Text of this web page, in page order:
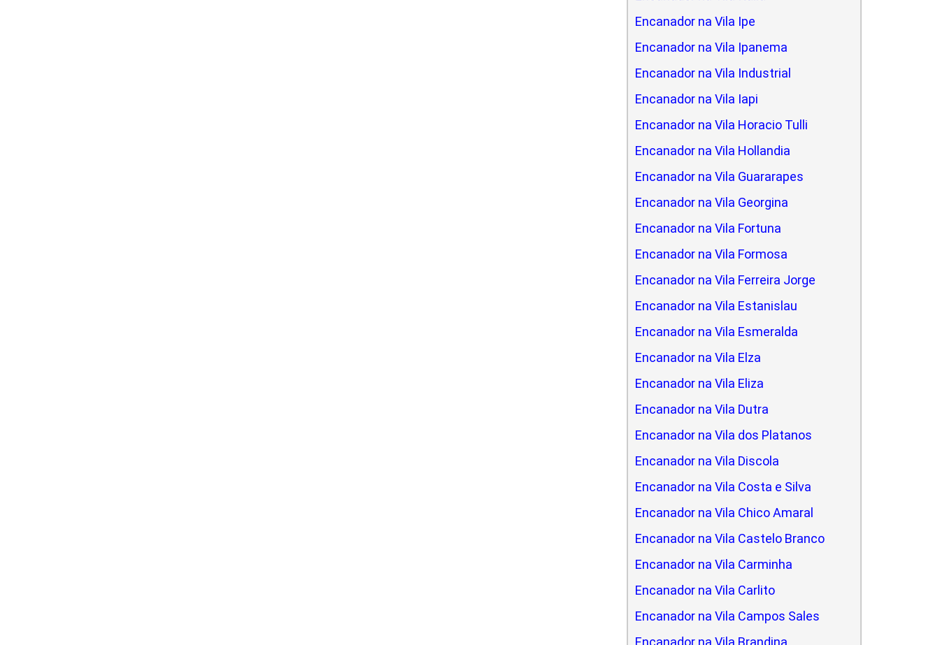
Encanador na Vila Ipe
Encanador na Vila Ipanema
Encanador na Vila Industrial
Encanador na Vila Iapi
Encanador na Vila Horacio Tulli
Encanador na Vila Hollandia
Encanador na Vila Guararapes
Encanador na Vila Georgina
Encanador na Vila Fortuna
Encanador na Vila Formosa
Encanador na Vila Ferreira Jorge
Encanador na Vila Estanislau
Encanador na Vila Esmeralda
Encanador na Vila Elza
Encanador na Vila Eliza
Encanador na Vila Dutra
Encanador na Vila dos Platanos
Encanador na Vila Discola
Encanador na Vila Costa e Silva
Encanador na Vila Chico Amaral
Encanador na Vila Castelo Branco
Encanador na Vila Carminha
Encanador na Vila Carlito
Encanador na Vila Campos Sales
Encanador na Vila Brandina